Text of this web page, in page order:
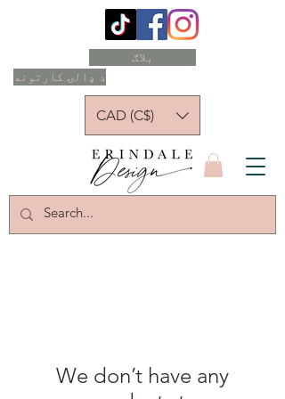
د ډالۍ کارتونه
بلاګ
CAD (C$)
We don’t have any